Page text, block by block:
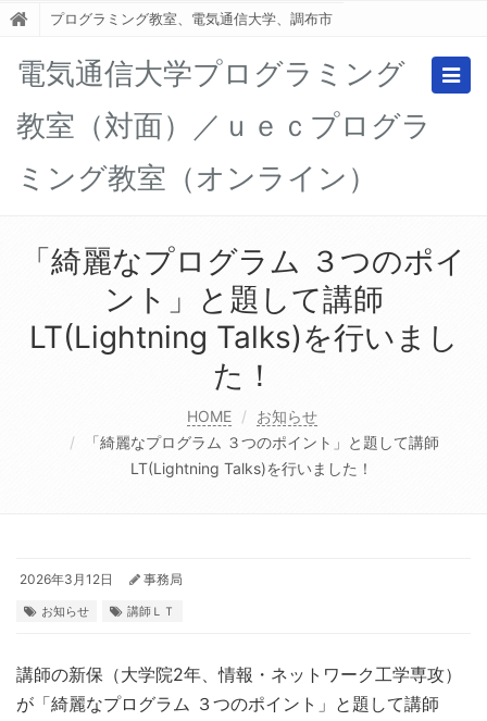
プログラミング教室、電気通信大学、調布市
電気通信大学プログラミング
教室（対面）／ｕｅｃプログラ
ミング教室（オンライン）
「綺麗なプログラム ３つのポイ
ント」と題して講師
LT(Lightning Talks)を行いまし
た！
HOME
お知らせ
「綺麗なプログラム ３つのポイント」と題して講師
LT(Lightning Talks)を行いました！
2026年3月12日 事務局
お知らせ 講師ＬＴ
講師の新保（大学院2年、情報・ネットワーク工学専攻）
が「綺麗なプログラム ３つのポイント」と題して講師